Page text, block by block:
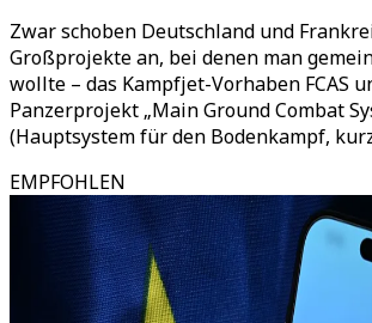
Zwar schoben Deutschland und
Großprojekte an, bei denen man
wollte – das Kampfjet-Vorhaben FCAS
Panzerprojekt „Main Ground Combat
(Hauptsystem für den Bodenkampf, kurz
EMPFOHLEN